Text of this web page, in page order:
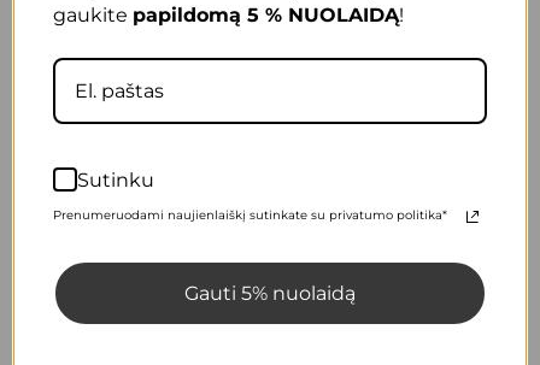
gaukite papildomą 5 % NUOLAIDĄ!
Sutinku
Prenumeruodami naujienlaiškį sutinkate su privatumo politika*
Gauti 5% nuolaidą